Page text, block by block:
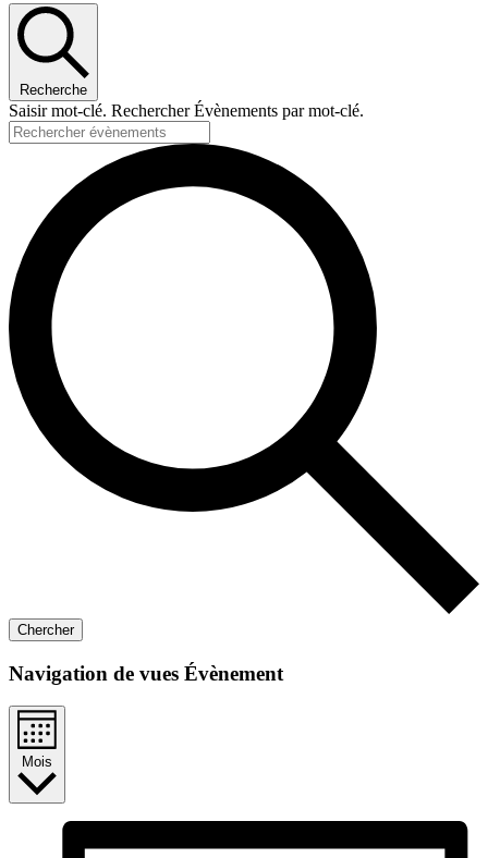
Recherche
Saisir mot-clé. Rechercher Évènements par mot-clé.
Chercher
Navigation de vues Évènement
Mois